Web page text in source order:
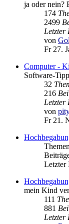
ja oder nein?
174
2499
Letzter
von
Fr 27.
Computer -
Software-
32
216
Letzter
von
Fr 21.
Letzter
mein Kind
111
881
Letzter